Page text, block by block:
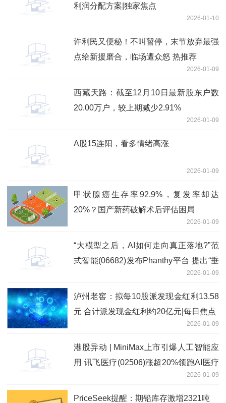
利润分配方案|独家焦点
2026-01-10
许利民又便秘！不叫暂停，末节放弃最强
点给新援磨合，临场遭众怒 热推荐
2026-01-09
西藏天路：截至12月10日最新股东户数
20.00万户，较上期减少2.91%
2026-01-09
A股15连阳，看多情绪高涨
2026-01-09
甲状腺癌生存率92.9%，复发率却达
20%？国产新药破解术后评估困局
2026-01-09
“大模型之后，AI如何走向真正落地?”范
式智能(06682)发布Phanthy平台 提出“垂
2026-01-09
泸州老窖：拟每10股派发现金红利13.58
元 合计派发现金红利约20亿元|每日焦点
2026-01-09
港股异动 | MiniMax上市引爆人工智能应
用 讯飞医疗(02506)涨超20%领跑AI医疗
2026-01-09
PriceSeek提醒：期铅库存激增2321吨